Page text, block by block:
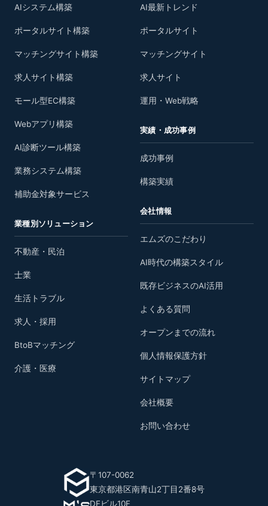
AIシステム構築
ポータルサイト構築
マッチングサイト構築
求人サイト構築
モール型EC構築
Webアプリ構築
AI診断ツール構築
業務システム構築
補助金対象サービス
業種別ソリューション
不動産・民泊
士業
生活トラブル
求人・採用
BtoBマッチング
介護・医療
AI最新トレンド
ポータルサイト
マッチングサイト
求人サイト
運用・Web戦略
実績・成功事例
成功事例
構築実績
会社情報
エムズのこだわり
AI時代の構築スタイル
既存ビジネスのAI活用
よくある質問
オープンまでの流れ
個人情報保護方針
サイトマップ
会社概要
お問い合わせ
〒107-0062
東京都港区南青山2丁目2番8号
DFビル10F